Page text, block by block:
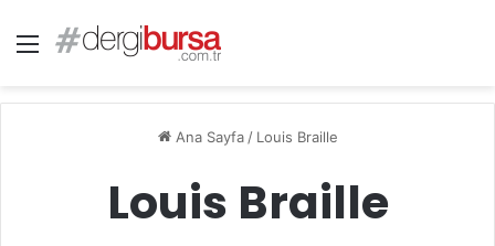
Menü
Ana Sayfa / Louis Braille
Louis Braille